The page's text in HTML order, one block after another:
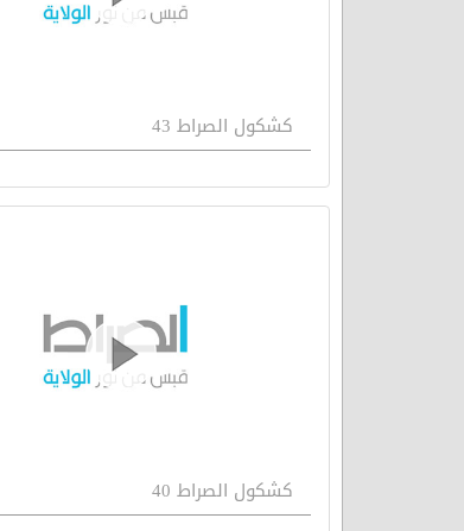
كشكول الصراط 43
كشكول الصراط 40